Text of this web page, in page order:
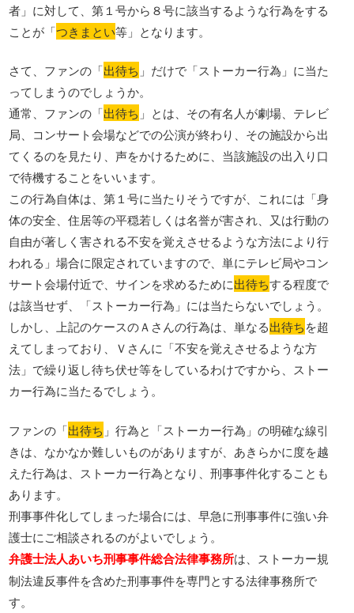
者」に対して、第１号から８号に該当するような行為をする
ことが「つきまとい等」となります。
さて、ファンの「出待ち 」だけで「ストーカー行為」に当た
ってしまうのでしょうか。
通常、ファンの「出待ち 」とは、その有名人が劇場、テレビ
局、コンサート会場などでの公演が終わり、その施設から出
てくるのを見たり、声をかけるために、当該施設の出入り口
で待機することをいいます。
この行為自体は、第１号に当たりそうですが、これには「身
体の安全、住居等の平穏若しくは名誉が害され、又は行動の
自由が著しく害される不安を覚えさせるような方法により行
われる」場合に限定されていますので、単にテレビ局やコン
サート会場付近で、サインを求めるために出待ちする程度で
は該当せず、「ストーカー行為」には当たらないでしょう。
しかし、上記のケースのＡさんの行為は、単なる出待ちを超
えてしまっており、Ｖさんに「不安を覚えさせるような方
法」で繰り返し待ち伏せ等をしているわけですから、ストー
カー行為に当たるでしょう。
ファンの「出待ち 」行為と「ストーカー行為」の明確な線引
きは、なかなか難しいものがありますが、あきらかに度を越
えた行為は、ストーカー行為となり、刑事事件化することも
あります。
刑事事件化してしまった場合には、早急に刑事事件に強い弁
護士にご相談されるのがよいでしょう。
弁護士法人あいち刑事事件総合法律事務所は、ストーカー規
制法違反事件を含めた刑事事件を専門とする法律事務所で
す。